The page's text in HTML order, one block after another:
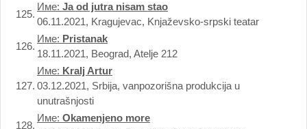
125.
Име: Ja od jutra nisam stao
06.11.2021, Kragujevac, Knjaževsko-srpski teatar
126.
Име: Pristanak
18.11.2021, Beograd, Atelje 212
127.
Име: Kralj Artur
03.12.2021, Srbija, vanpozorišna produkcija u
unutrašnjosti
128.
Име: Okamenjeno more